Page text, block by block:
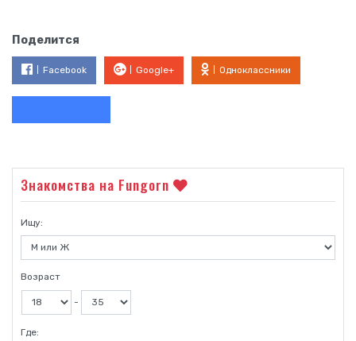
Поделится
Facebook Google+ Одноклассники
Знакомства на Fungorn
Ищу:
Возраст
-
Где: